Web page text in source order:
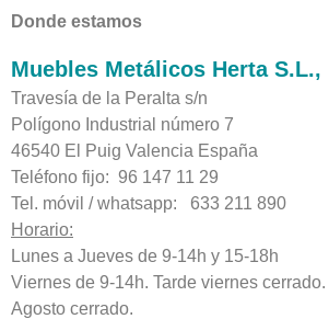
Donde estamos
Muebles Metálicos Herta S.L.,
Travesía de la Peralta s/n
Polígono Industrial número 7
46540 El Puig Valencia España
Teléfono fijo: 96 147 11 29
Tel. móvil / whatsapp: 633 211 890
Horario:
Lunes a Jueves de 9-14h y 15-18h
Viernes de 9-14h. Tarde viernes cerrado.
Agosto cerrado.